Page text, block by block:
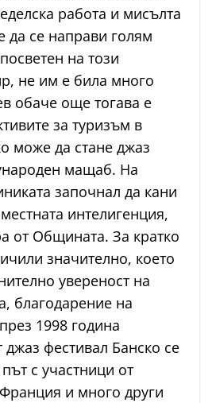
работа и мисълта
да се направи голям
на този
не им е била много
обаче още тогава е
за туризъм в
може да стане джаз
мащаб. На
започнал да кани
интелигенция,
от Общината. За кратко
значително, което
увереност на
благодарение на
1998 година
фестивал Банско се
с участници от
и много други